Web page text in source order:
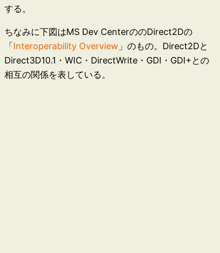
する。
ちなみに下図はMS Dev CenterののDirect2Dの
「 Interoperability Overview 」のもの。Direct2Dと
Direct3D10.1・WIC・DirectWrite・GDI・GDI+との
相互の関係を表している。